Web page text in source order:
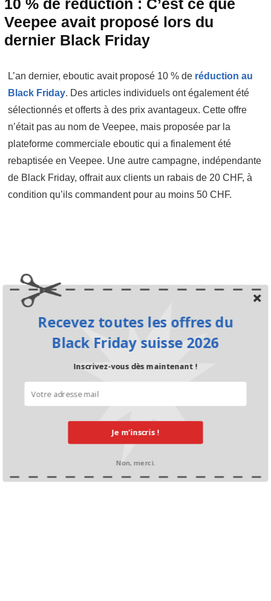
10 % de réduction : C’est ce que
Veepee avait proposé lors du
dernier Black Friday
L’an dernier, eboutic avait proposé 10 % de réduction au
Black Friday. Des articles individuels ont également été
sélectionnés et offerts à des prix avantageux. Cette offre
n’était pas au nom de Veepee, mais proposée par la
plateforme commerciale eboutic qui a finalement été
rebaptisée en Veepee. Une autre campagne, indépendante
de Black Friday, offrait aux clients un rabais de 20 CHF, à
condition qu’ils commandent pour au moins 50 CHF.
Je m’inscris !
Recevez toutes les offres du
Black Friday suisse 2026
Inscrivez-vous dès maintenant !
Non, merci.